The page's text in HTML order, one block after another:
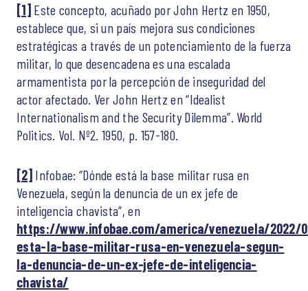
[1] Este concepto, acuñado por John Hertz en 1950,
establece que, si un país mejora sus condiciones
estratégicas a través de un potenciamiento de la fuerza
militar, lo que desencadena es una escalada
armamentista por la percepción de inseguridad del
actor afectado. Ver John Hertz en “Idealist
Internationalism and the Security Dilemma”. World
Politics. Vol. Nº2. 1950, p. 157-180.
[2] Infobae: “Dónde está la base militar rusa en
Venezuela, según la denuncia de un ex jefe de
inteligencia chavista”, en
https://www.infobae.com/america/venezuela/2022/
esta-la-base-militar-rusa-en-venezuela-segun-
la-denuncia-de-un-ex-jefe-de-inteligencia-
chavista/